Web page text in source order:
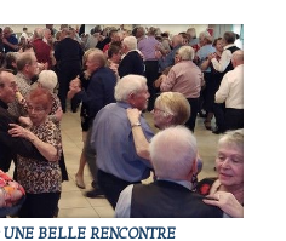
BELLE RENCONTRE